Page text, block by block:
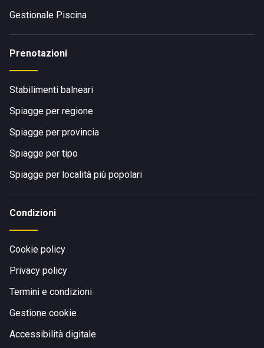
Gestionale Piscina
Prenotazioni
Stabilimenti balneari
Spiagge per regione
Spiagge per provincia
Spiagge per tipo
Spiagge per località più popolari
Condizioni
Cookie policy
Privacy policy
Termini e condizioni
Gestione cookie
Accessibilità digitale